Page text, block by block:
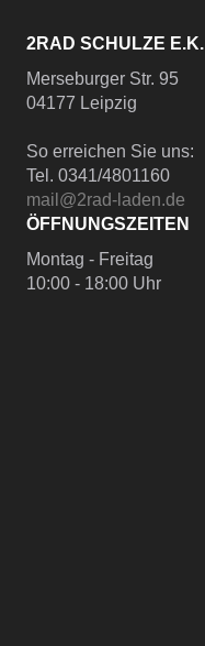
2RAD SCHULZE E.K.
Merseburger Str. 95
04177 Leipzig
So erreichen Sie uns:
Tel. 0341/4801160
mail@2rad-laden.de
ÖFFNUNGSZEITEN
Montag - Freitag
10:00 - 18:00 Uhr